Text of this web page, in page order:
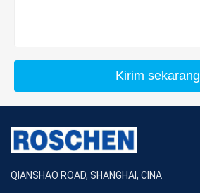
Kirim sekarang
QIANSHAO ROAD, SHANGHAI, CINA